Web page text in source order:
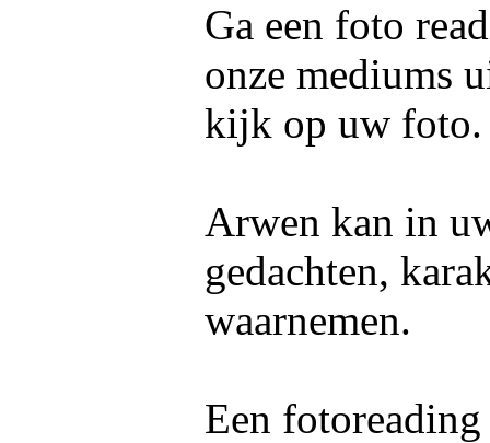
Ga een foto
onze mediums
kijk op uw foto.
Arwen kan in
gedachten,
waarnemen.
Een